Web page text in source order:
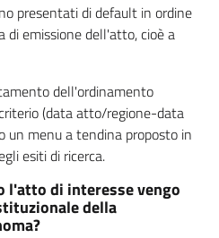
presentati di default in ordine
di emissione dell'atto, cioè a
dell'ordinamento
(data atto/regione-data
menu a tendina proposto in
esiti di ricerca.
l'atto di interesse vengo
della